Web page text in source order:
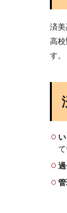
済
高
す。
て